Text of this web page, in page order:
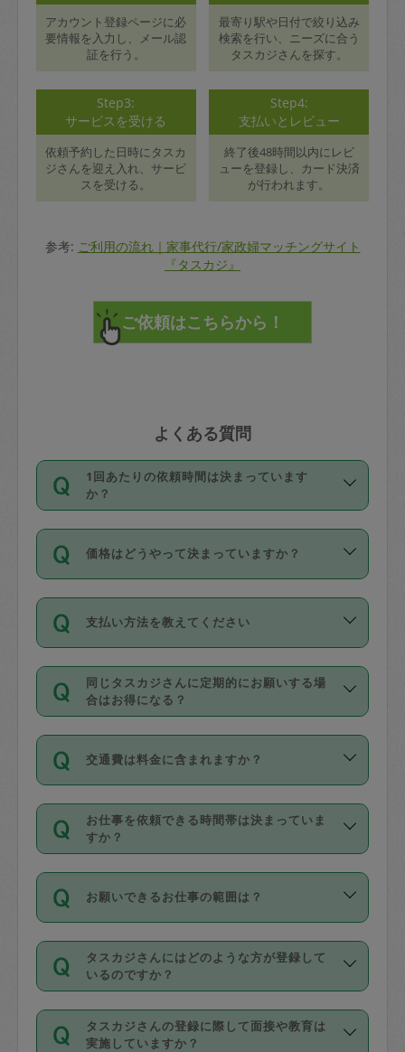
アカウント登録ページに必
要情報を入力し、メール認
証を行う。
最寄り駅や日付で絞り込み
検索を行い、ニーズに合う
タスカジさんを探す。
Step3:
サービスを受ける
依頼予約した日時にタスカ
ジさんを迎え入れ、サービ
スを受ける。
Step4:
支払いとレビュー
終了後48時間以内にレビ
ューを登録し、カード決済
が行われます。
参考: ご利用の流れ｜家事代行/家政婦マッチングサイト
『タスカジ』
よくある質問
1回あたりの依頼時間は決まっています
か？
依頼1回につき3時間固定です。3時間を
超えて依頼したい場合は、延長機能をご
利用ください。機能をご利用いただくに
の上事前申請することが必要です。な
お、3時間を下回っても、値引き等はござ
いません。
価格はどうやって決まっていますか？
11種類の価格帯の中からタスカジさん自
身が価格を選んで設定しています。
タスカジさんの価格設定には最初は制限
があり、レビュー件数、レビューの平均
値、などで除々に設定可能な最高額が上
がっていく仕組みになっています。
支払い方法を教えてください
お支払方法はクレジットカード（Visa／
Master／JCB／AMERICAN EXPRESS／
Diners Club）のみとなります。
を行う際にご入力ください。プロフィー
ル登録時にはご入力いただかなくても大
丈夫です。
デビットカード・プリペイドカード（Vプ
リカ、au WALLETなど）は支払にはご利
銀行振込や現金払いも対応していませ
なお、タスカジさんの交通費も、依頼料
金のご請求と合わせてお支払いとなりま
動計算で表示されます。
同じタスカジさんに定期的にお願いする場
合はお得になる？
依頼には「スポット」と「定期（毎週｜
隔週）」があり、「定期」の依頼は「ス
ポット」よりお得な料金でご利用できま
す。
定期の最低利用回数は設けていない代わ
りに、一定数を超えたキャンセルは有償
（例：毎週定期の場合は３回以上のキャ
ンセルが有償（1200円、隔週定期の場合
は２回以上のキャンセルが有償（1200
交通費は料金に含まれますか？
交通費は依頼料金とは別途発生し、依頼
料金のご請求と合わせてお支払いとなり
ます。交通費の金額は「依頼の詳細」に
お仕事を依頼できる時間帯は決まっていま
すか？
時間帯は3種類あります。いずれも１回あ
たり３時間です。
・ＡＭ ９時～１２時
・ＰＭ １３時～１６時
・夜 １８時～２１時
開始時間を２時間前後変更することが可
お願いできるお仕事の範囲は？
掃除、整理収納、洗濯、買い物、料理、
作り置きです。タスカジさんによってで
きる仕事の範囲が異なりますので、依頼
する前にタスカジさんのプロフィールで
確認してください。
タスカジさんにはどのような方が登録して
いるのですか？
主婦として長年の家事経験をお持ちの
方、栄養士・調理師といった資格者で保
タスカジさんの登録に際して面接や教育は
実施していますか？